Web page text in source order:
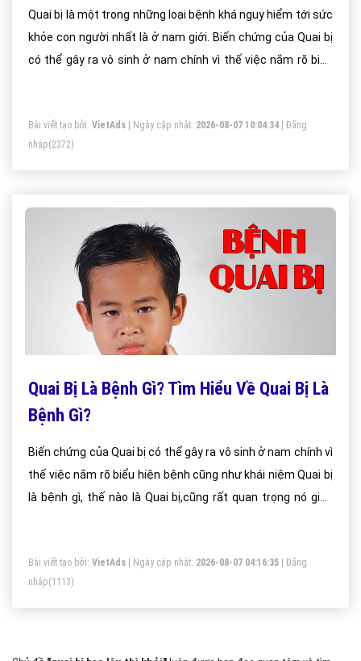
Quai bị là một trong những loại bệnh khá nguy hiểm tới sức
khỏe con người nhất là ở nam giới. Biến chứng của Quai bị
có thể gây ra vô sinh ở nam chính vì thế việc nắm rõ biểu
phòng ngừa và ngăn chặn kịp thời căn bệnh này.
Bài viết tạo bởi: VietAds | Ngày cập nhật: 2026-08-07 10:04:34
Đăng
nhập(2372)
Quai Bị Là Bệnh Gì? Tìm Hiểu Về Quai Bị Là
Bệnh Gì?
Biến chứng của Quai bị có thể gây ra vô sinh ở nam chính vì
thế việc nắm rõ biểu hiện bệnh cũng như khái niệm Quai bị
là bệnh gì, thế nào là Quai bị,cũng rất quan trọng nó giúp
Bài viết tạo bởi: VietAds | Ngày cập nhật: 2026-08-07 04:16:35
Đăng
nhập(1113)